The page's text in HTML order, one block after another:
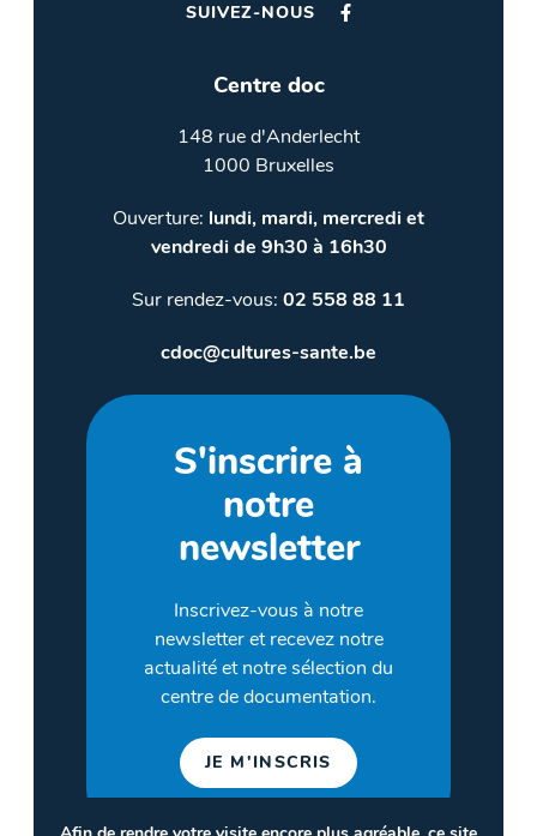
SUIVEZ-NOUS
Centre doc
148 rue d'Anderlecht
1000 Bruxelles
Ouverture: lundi, mardi, mercredi et
vendredi de 9h30 à 16h30
Sur rendez-vous: 02 558 88 11
cdoc@cultures-sante.be
S'inscrire à
notre
newsletter
Inscrivez-vous à notre
newsletter et recevez notre
actualité et notre sélection du
centre de documentation.
JE M'INSCRIS